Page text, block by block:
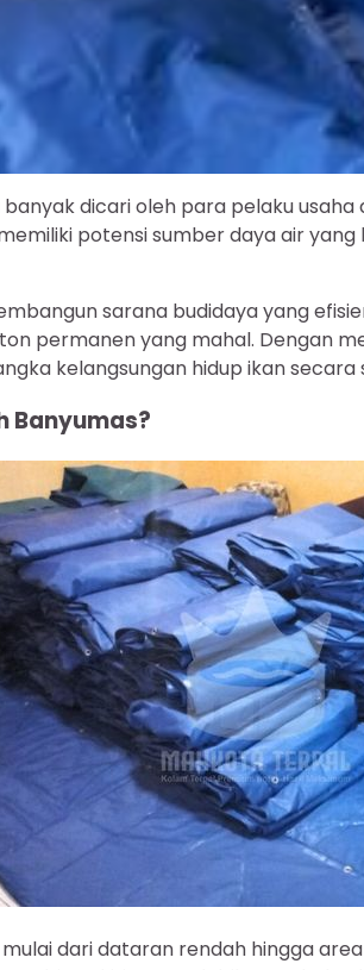
dicari oleh para pelaku
potensi sumber daya air
sarana budidaya yang
permanen yang mahal. Dengan
kelangsungan hidup ikan
Banyumas?
dari dataran rendah hingga